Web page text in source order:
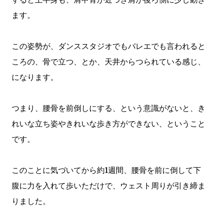
ます。
この姿勢が、ダンススタジオでもバレエでも言われると
ころの、骨で立つ、とか、天井からつられている感じ、
になります。
つまり、腰骨を前倒しにする、という意識がないと、き
れいな立ち姿やきれいな歩き方ができない、ということ
です。
このことに気づいてから約1週間、腰骨を前に倒して下
腹に力を入れて歩いただけで、ウェスト周りが引き締ま
りました。